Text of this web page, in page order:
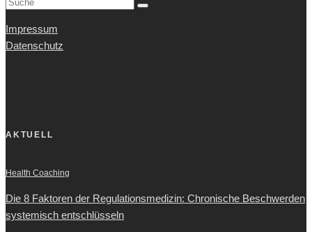
Impressum
Datenschutz
AKTUELL
Health Coaching
Die 8 Faktoren der Regulationsmedizin: Chronische Beschwerden
systemisch entschlüsseln